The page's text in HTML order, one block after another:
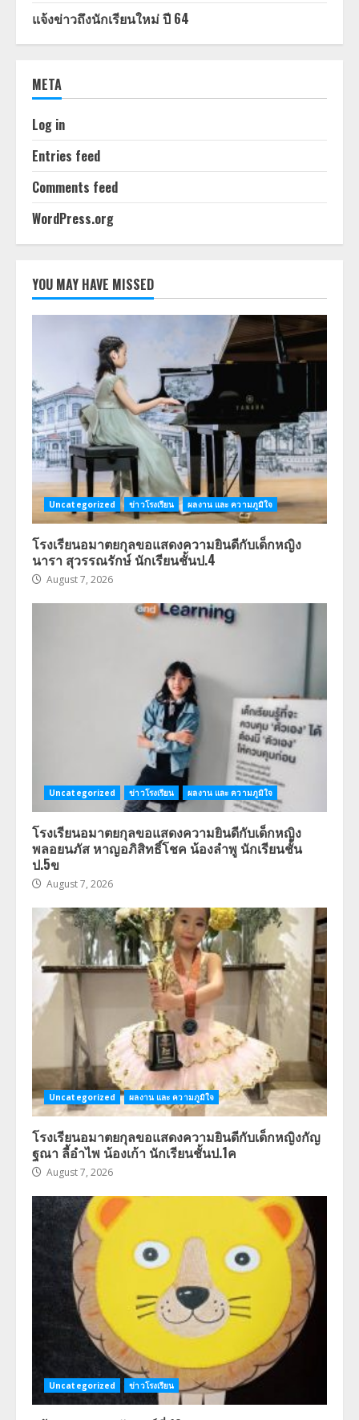
แจ้งข่าวถึงนักเรียนใหม่ ปี 64
META
Log in
Entries feed
Comments feed
WordPress.org
YOU MAY HAVE MISSED
Uncategorized ข่าวโรงเรียน ผลงาน และ ความภูมิใจ
โรงเรียนอมาตยกุลขอแสดงความยินดีกับเด็กหญิง
นารา สุวรรณรักษ์ นักเรียนชั้นป.4
August 7, 2026
Uncategorized ข่าวโรงเรียน ผลงาน และ ความภูมิใจ
โรงเรียนอมาตยกุลขอแสดงความยินดีกับเด็กหญิง
พลอยนภัส หาญอภิสิทธิ์โชค น้องลำพู นักเรียนชั้น
ป.5ข
August 7, 2026
Uncategorized ผลงาน และ ความภูมิใจ
โรงเรียนอมาตยกุลขอแสดงความยินดีกับเด็กหญิงกัญ
ฐณา ลี้อำไพ น้องเก้า นักเรียนชั้นป.1ค
August 7, 2026
Uncategorized ข่าวโรงเรียน